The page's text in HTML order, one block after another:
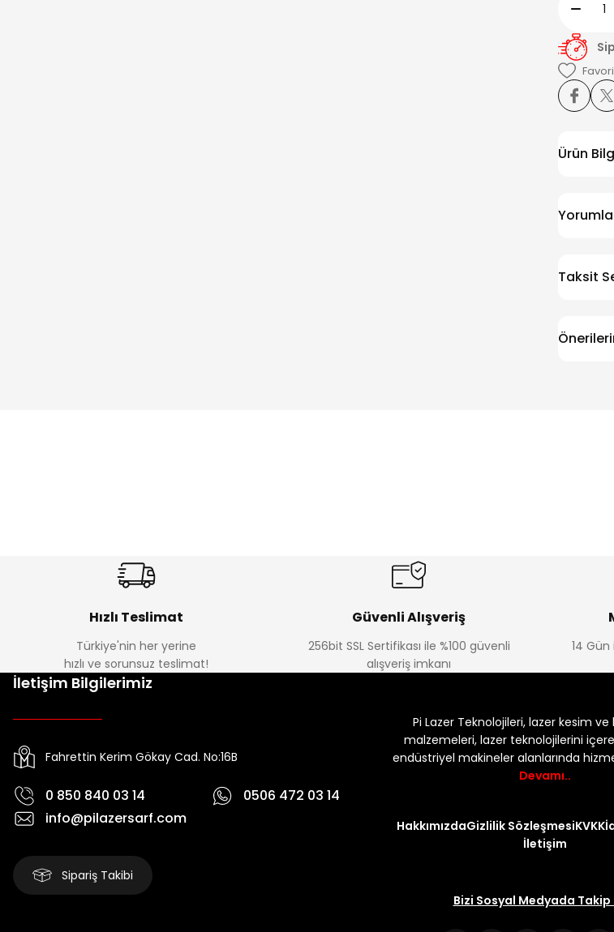
Ürün
Taksit
Hızlı Teslimat
Türkiye'nin her yerine
hızlı ve sorunsuz teslimat!
Güvenli Alışveriş
256bit SSL Sertifikası ile %100 güvenli
alışveriş imkanı
14
İletişim Bilgilerimiz
Fahrettin Kerim Gökay Cad. No:16B
0 850 840 03 14
0506 472 03 14
info@pilazersarf.com
Sipariş Takibi
Pi Lazer Teknolojileri, lazer kesim
malzemeleri, lazer teknolojilerini
endüstriyel makineler alanlarında
Devamı..
HakkımızdaGizlilik SözleşmesiKVKK
İletişim
Bizi Sosyal Medyada Takip